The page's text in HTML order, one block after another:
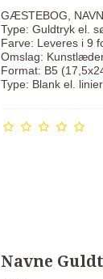
GÆSTEBOG,
Type: Guldtryk el.
Farve: Leveres i 9
Omslag:
Format: B5
Type: Blank el.
Navne